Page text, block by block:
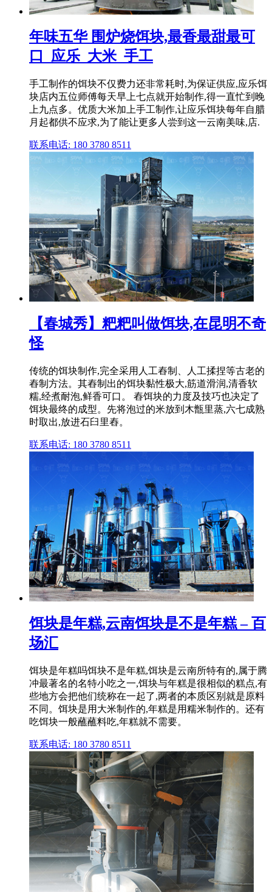
年味五华 围炉烧饵块,最香最甜最可
口_应乐_大米_手工
手工制作的饵块不仅费力还非常耗时,为保证供应,应乐饵
块店内五位师傅每天早上七点就开始制作,得一直忙到晚
上九点多。优质大米加上手工制作,让应乐饵块每年自腊
月起都供不应求,为了能让更多人尝到这一云南美味,店.
联系电话: 180 3780 8511
【春城秀】粑粑叫做饵块,在昆明不奇
怪
传统的饵块制作,完全采用人工舂制、人工揉捏等古老的
舂制方法。其舂制出的饵块黏性极大,筋道滑润,清香软
糯,经煮耐泡,鲜香可口。 舂饵块的力度及技巧也决定了
饵块最终的成型。先将泡过的米放到木甑里蒸,六七成熟
时取出,放进石臼里舂。
联系电话: 180 3780 8511
饵块是年糕,云南饵块是不是年糕 – 百
场汇
饵块是年糕吗饵块不是年糕,饵块是云南所特有的,属于腾
冲最著名的名特小吃之一,饵块与年糕是很相似的糕点,有
些地方会把他们统称在一起了,两者的本质区别就是原料
不同。饵块是用大米制作的,年糕是用糯米制作的。还有
吃饵块一般蘸蘸料吃,年糕就不需要。
联系电话: 180 3780 8511